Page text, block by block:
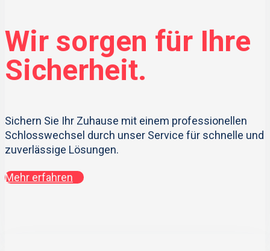
Wir sorgen für Ihre
Sicherheit.
Sichern Sie Ihr Zuhause mit einem professionellen
Schlosswechsel durch unser Service für schnelle und
zuverlässige Lösungen.
Mehr erfahren